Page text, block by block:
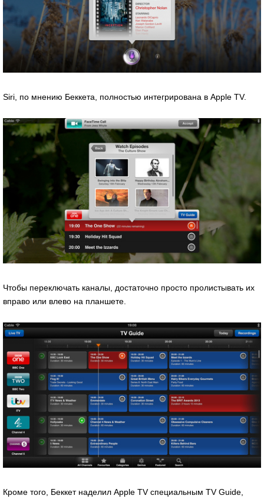
Siri, по мнению Беккета, полностью интегрирована в Apple TV.
Чтобы переключать каналы, достаточно просто пролистывать их
вправо или влево на планшете.
Кроме того, Беккет наделил Apple TV специальным TV Guide,